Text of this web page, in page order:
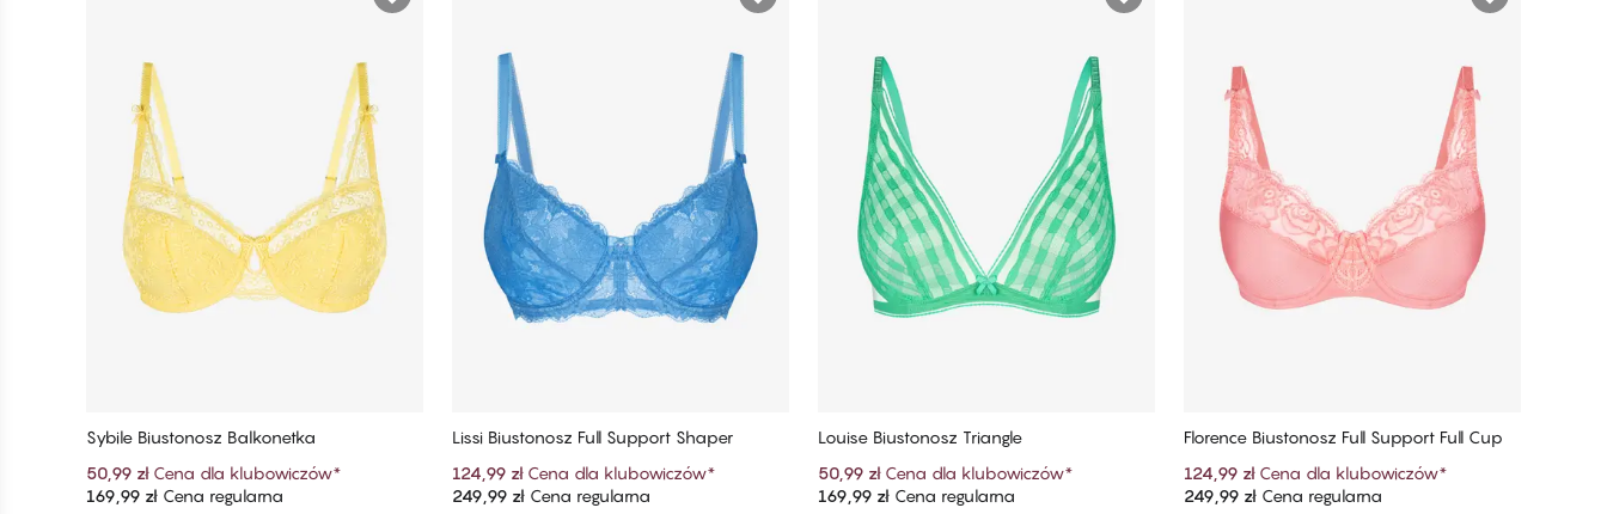
Dodaj do koszyka
Sybile Biustonosz Balkonetka
50,99 zł Cena dla klubowiczów*
169,99 zł Cena regularna
Dodaj do koszyka
Lissi Biustonosz Full Support Shaper
124,99 zł Cena dla klubowiczów*
249,99 zł Cena regularna
Dodaj do koszyka
Louise Biustonosz Triangle
50,99 zł Cena dla klubowiczów*
169,99 zł Cena regularna
Dodaj do koszyka
Florence Biustonosz Full Support Full Cup
124,99 zł Cena dla klubowiczów*
249,99 zł Cena regularna